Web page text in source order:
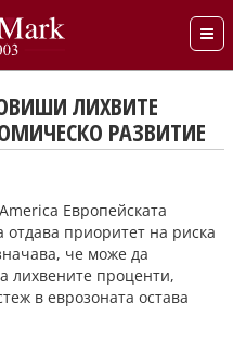
ЛИХВИТЕ
РАЗВИТИЕ
Европейската
приоритет на риска
че може да
лихвените проценти,
в еврозоната остава